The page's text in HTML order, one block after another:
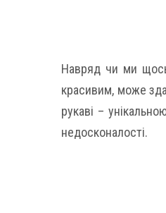
Навряд чи ми
красивим, може
рукаві –
недосконалості.